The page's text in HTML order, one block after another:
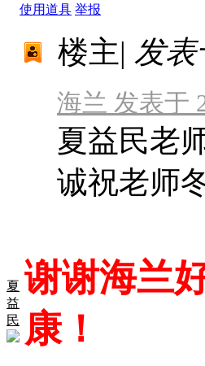
使用道具 举报
夏
益
民
楼主| 发表
海兰 发表于
夏益民老
诚祝老师
谢谢海兰
康！